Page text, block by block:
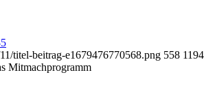
titel-beitrag-e1679476770568.png 558 1194
Mitmachprogramm